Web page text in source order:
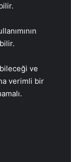
ve
verimli bir